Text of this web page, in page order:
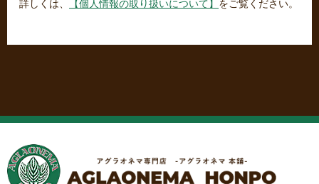
詳しくは、
【個人情報の取り扱いについて】 をご覧ください。